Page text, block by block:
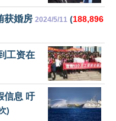
获婚房 2024/5/11 (188,896
工资在
信息 吁
)